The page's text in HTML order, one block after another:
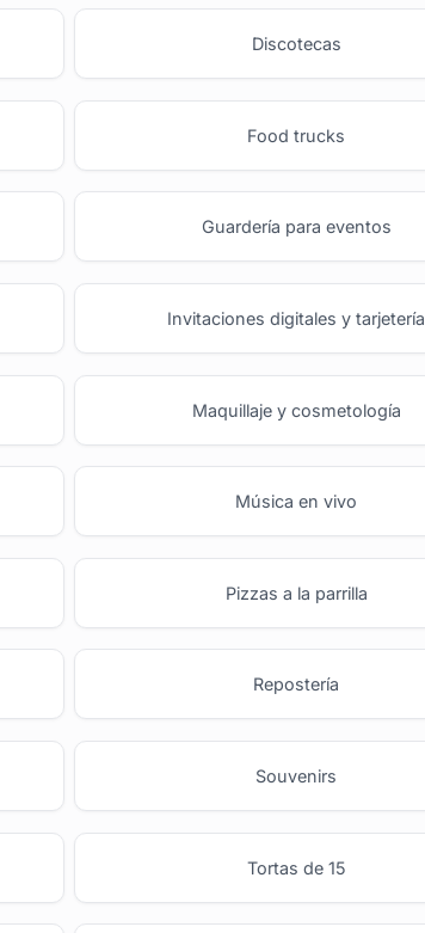
Discotecas
Food trucks
Guardería para eventos
Invitaciones digitales y tarjetería
Maquillaje y cosmetología
Música en vivo
Pizzas a la parrilla
Repostería
Souvenirs
Tortas de 15